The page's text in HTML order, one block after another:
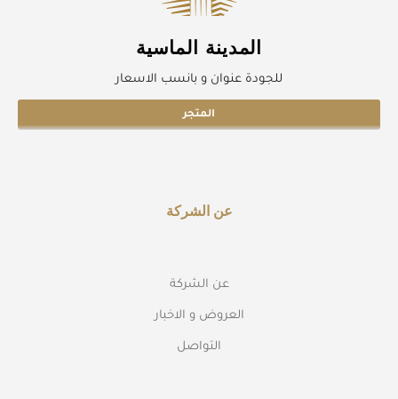
المدينة الماسية
للجودة عنوان و بانسب الاسعار
المتجر
عن الشركة
عن الشركة
العروض و الاخبار
التواصل